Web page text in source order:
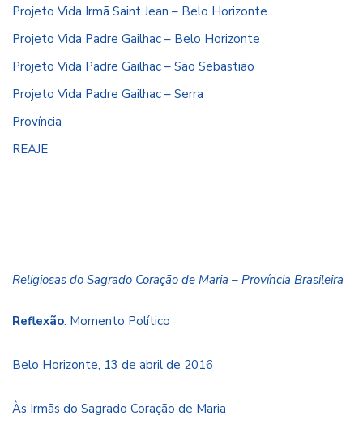
Projeto Vida Irmã Saint Jean – Belo Horizonte
Projeto Vida Padre Gailhac – Belo Horizonte
Projeto Vida Padre Gailhac – São Sebastião
Projeto Vida Padre Gailhac – Serra
Província
REAJE
Religiosas do Sagrado Coração de Maria – Província Brasileira
Reflexão: Momento Político
Belo Horizonte, 13 de abril de 2016
Às Irmãs do Sagrado Coração de Maria